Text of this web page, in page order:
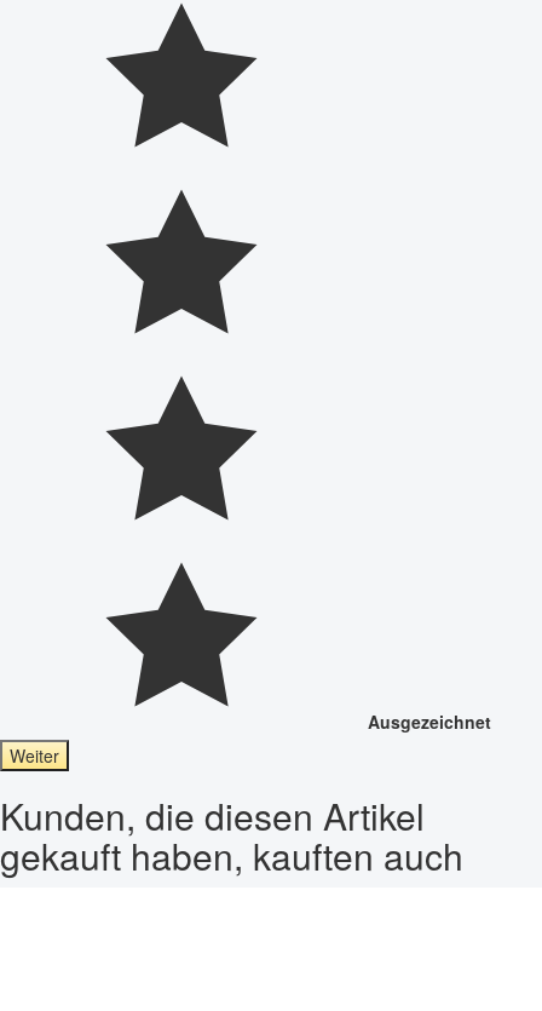
Ausgezeichnet
Weiter
Kunden, die diesen Artikel
gekauft haben, kauften auch